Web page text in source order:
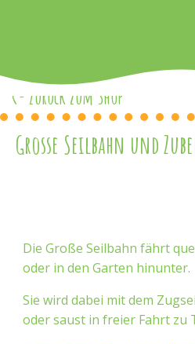
<- Zurück zum Shop
Grosse Seilbahn und
Die Große Seilbahn fährt
oder in den Garten hinunter.
Sie wird dabei mit dem
oder saust in freier Fahrt zu